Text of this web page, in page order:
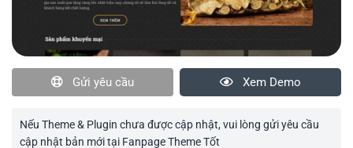
Gửi yêu cầu Xem Demo
Nếu Theme & Plugin chưa được cập nhật, vui lòng gửi yêu cầu
cập nhật bản mới tại Fanpage Theme Tốt